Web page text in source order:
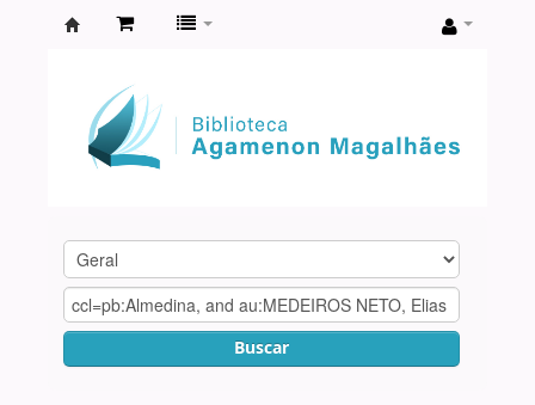
Agamenon
Magalhães
Buscar